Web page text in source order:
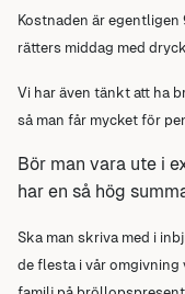
Kostnaden är
rätters middag med
Vi har även tänkt att ha
så man får mycket för
Bör man vara ute i
har en så hög
Ska man skriva med i
de flesta i vår